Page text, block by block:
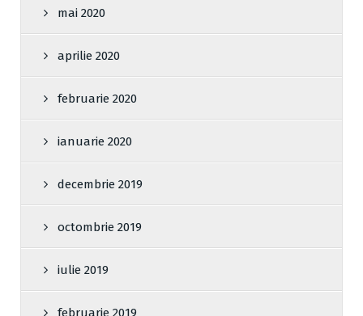
mai 2020
aprilie 2020
februarie 2020
ianuarie 2020
decembrie 2019
octombrie 2019
iulie 2019
februarie 2019